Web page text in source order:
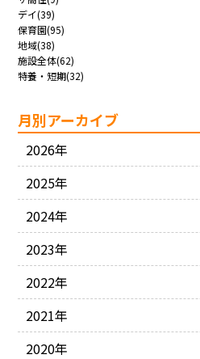
デイ(39)
保育園(95)
地域(38)
施設全体(62)
特養・短期(32)
月別アーカイブ
2026年
2025年
2024年
2023年
2022年
2021年
2020年